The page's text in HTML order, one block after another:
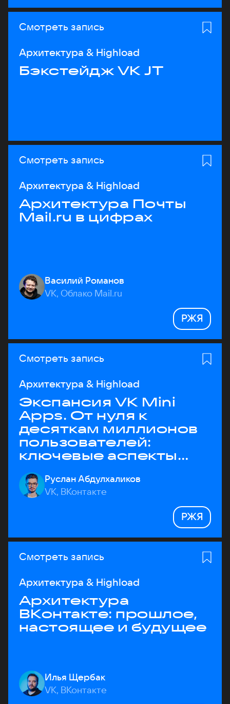
Смотреть запись
Архитектура & Highload
Бэкстейдж VK JT
Смотреть запись
Архитектура & Highload
Архитектура Почты
Mail.ru в цифрах
Василий Романов
VK, Облако Mail.ru
РЖЯ
Смотреть запись
Архитектура & Highload
Экспансия VK Mini
Apps. От нуля к
десяткам миллионов
пользователей:
ключевые аспекты
архитектуры
Руслан Абдулхаликов
VK, ВКонтакте
РЖЯ
Смотреть запись
Архитектура & Highload
Архитектура
ВКонтакте: прошлое,
настоящее и будущее
Илья Щербак
VK, ВКонтакте